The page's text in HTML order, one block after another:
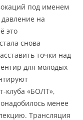
под именем
на
это
снова
точки над
для молодых
клуба «БОЛТ»,
менее
Трансляция